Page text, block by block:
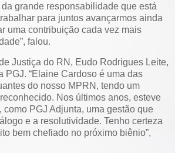
grande responsabilidade que está
para juntos avançarmos ainda
uma contribuição cada vez mais
falou.
Justiça do RN, Eudo Rodrigues Leite,
PGJ. “Elaine Cardoso é uma das
do nosso MPRN, tendo um
Nos últimos anos, esteve
como PGJ Adjunta, uma gestão que
e a resolutividade. Tenho certeza
bem chefiado no próximo biênio”,